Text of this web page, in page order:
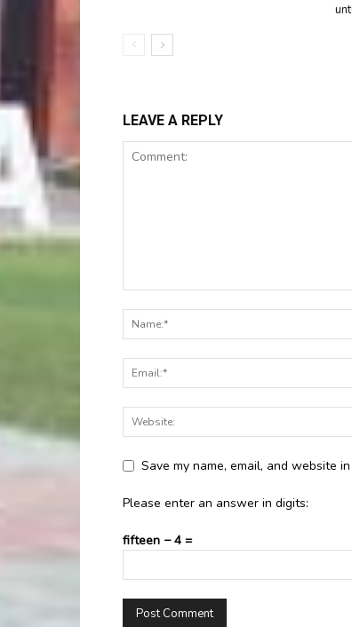
LEAVE A REPLY
Save my name, email, and website
Please enter an answer in digits:
fifteen − 4 =